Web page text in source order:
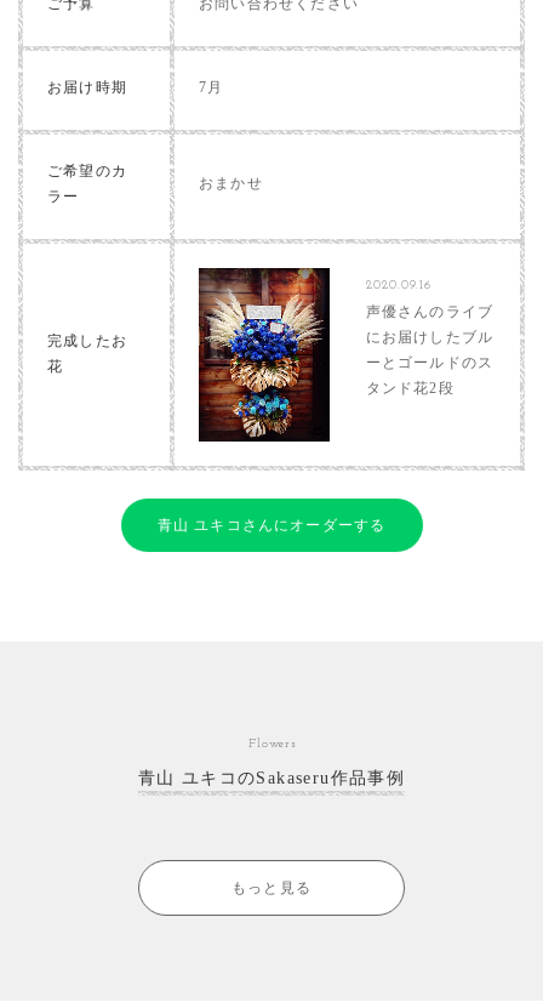
お届け時期 7月
ご希望のカ
ラー
おまかせ
完成したお
花
2020.09.16
声優さんのライブ
にお届けしたブル
ーとゴールドのス
タンド花2段
青山 ユキコさんにオーダーする
Flowers
青山 ユキコのSakaseru作品事例
もっと見る